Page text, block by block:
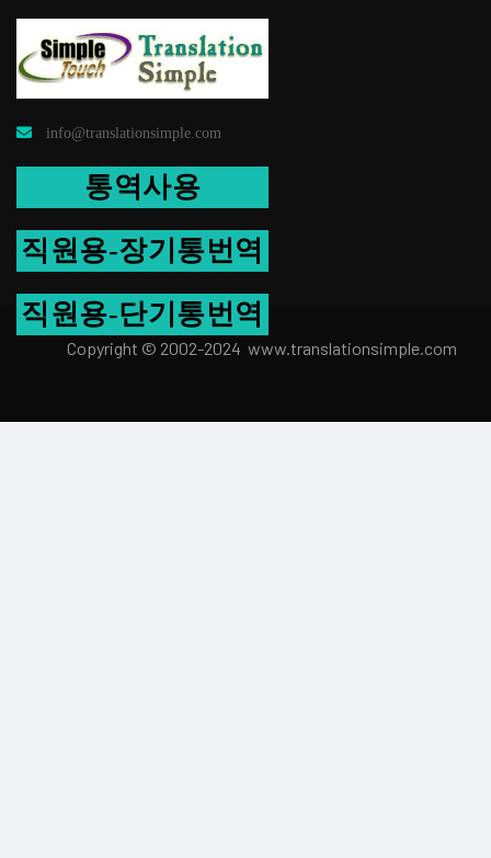
info@translationsimple.com
통역사용
직원용-장기통번역
직원용-단기통번역
Copyright © 2002-2024